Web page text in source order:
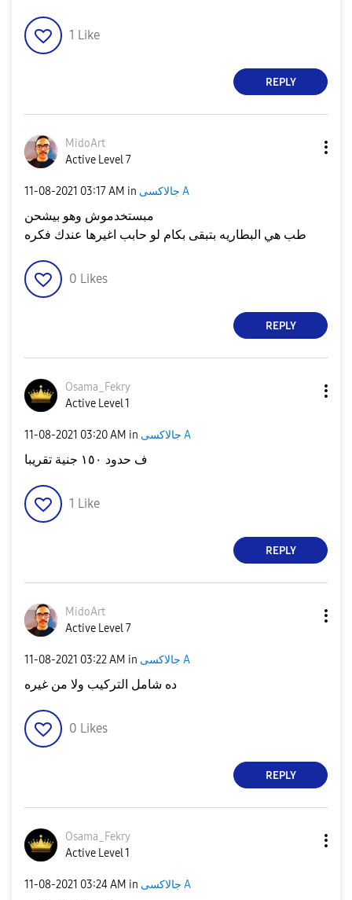
1 Like
REPLY
MidoArt
Active Level 7
‎11-08-2021 03:17 AM in جالاكسى A
مبستخدموش وهو بيشحن
طب هي البطاريه بتبقى بكام لو حابب اغيرها عندك فكره
0 Likes
REPLY
Osama_Fekry
Active Level 1
‎11-08-2021 03:20 AM in جالاكسى A
ف حدود ١٥٠ جنية تقريبا
1 Like
REPLY
MidoArt
Active Level 7
‎11-08-2021 03:22 AM in جالاكسى A
ده شامل التركيب ولا من غيره
0 Likes
REPLY
Osama_Fekry
Active Level 1
‎11-08-2021 03:24 AM in جالاكسى A